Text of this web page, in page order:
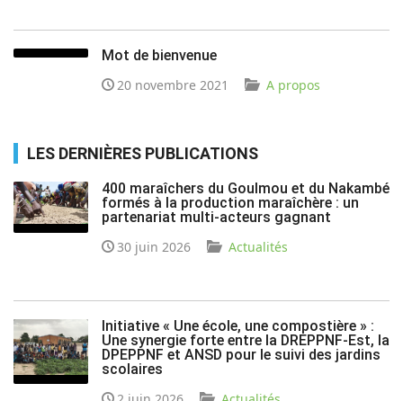
Mot de bienvenue
20 novembre 2021
A propos
LES DERNIÈRES PUBLICATIONS
400 maraîchers du Goulmou et du Nakambé
formés à la production maraîchère : un
partenariat multi-acteurs gagnant
30 juin 2026
Actualités
Initiative « Une école, une compostière » :
Une synergie forte entre la DREPPNF-Est, la
DPEPPNF et ANSD pour le suivi des jardins
scolaires